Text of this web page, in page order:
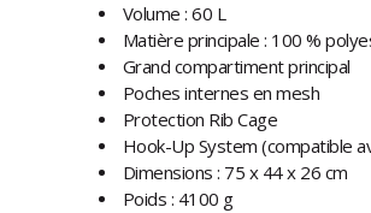
Volume : 60 L
Matière principale : 100 %
Grand compartiment principal
Poches internes en mesh
Protection Rib Cage
Hook-Up System (compatible
Dimensions : 75 x 44 x 26 cm
Poids : 4100 g